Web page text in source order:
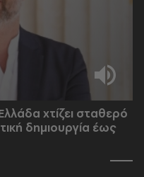
χτίζει σταθερό
δημιουργία έως